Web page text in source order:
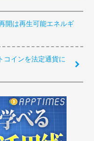
開は再生可能エネルギ
コインを法定通貨に